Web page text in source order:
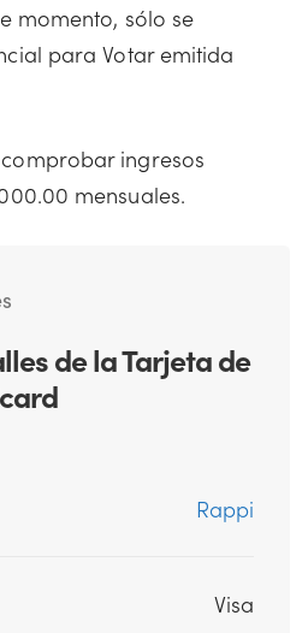
momento, sólo se
para Votar emitida
ingresos
mensuales.
de la Tarjeta de
Rappi
Visa